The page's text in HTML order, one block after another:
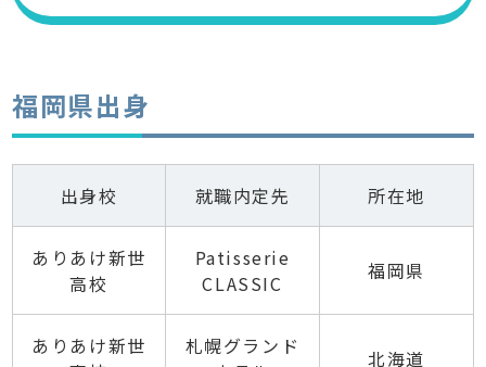
福岡県出身
出身校 就職内定先 所在地
ありあけ新世
高校
Patisserie
CLASSIC
福岡県
ありあけ新世
札幌グランド
北海道